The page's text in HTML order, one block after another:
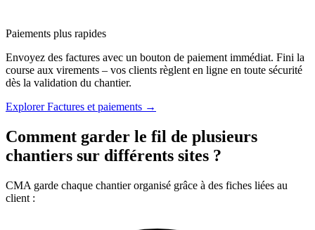
Paiements plus rapides
Envoyez des factures avec un bouton de paiement immédiat. Fini la
course aux virements – vos clients règlent en ligne en toute sécurité
dès la validation du chantier.
Explorer Factures et paiements →
Comment garder le fil de plusieurs
chantiers sur différents sites ?
CMA garde chaque chantier organisé grâce à des fiches liées au
client :